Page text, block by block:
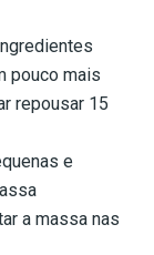
pouco mais
repousar 15
e
a massa nas